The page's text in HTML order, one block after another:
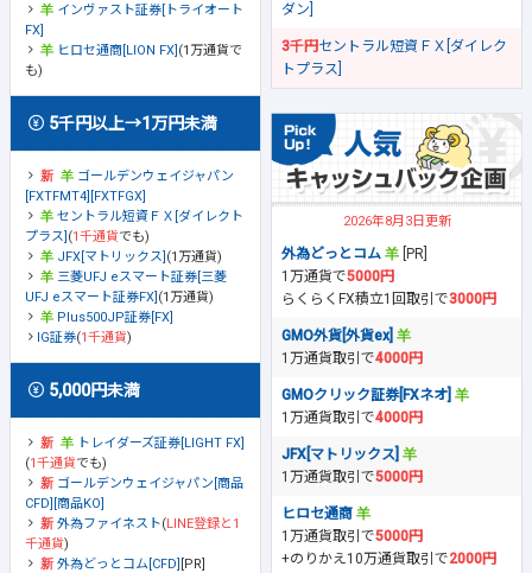
インヴァスト証券[トライオート
FX]
ヒロセ通商[LION FX] (1万通貨で
も)
5千円以上→1万円未満
ゴールデンウェイジャパン
[FXTFMT4][FXTFGX]
セントラル短資ＦＸ[ダイレクト
プラス] (1千通貨でも)
JFX[マトリックス] (1万通貨)
三菱UFJ eスマート証券[三菱
UFJ eスマート証券FX] (1万通貨)
Plus500JP証券[FX]
IG証券(1千通貨)
5,000円未満
トレイダーズ証券[LIGHT FX]
(1千通貨でも)
ゴールデンウェイジャパン[商品
CFD][商品KO]
外為ファイネスト(LINE登録と1
千通貨)
外為どっとコム[CFD] [PR]
ダン]
3千円セントラル短資ＦＸ[ダイレク
トプラス]
2026年8月3日更新
外為どっとコム
[PR]
1万通貨で5000円
らくらくFX積立1回取引で3000円
GMO外貨[外貨ex]
1万通貨取引で4000円
GMOクリック証券[FXネオ]
1万通貨取引で4000円
JFX[マトリックス]
1万通貨取引で5000円
ヒロセ通商
1万通貨取引で5000円
+のりかえ10万通貨取引で2000円